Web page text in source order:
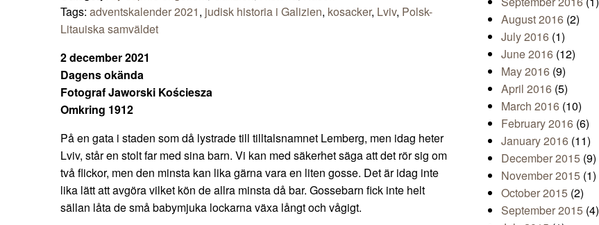
Tags: adventskalender 2021, judisk historia i Galizien, kosacker, Lviv, Polsk-
Litauiska samväldet
2 december 2021
Dagens okända
Fotograf Jaworski Kościesza
Omkring 1912
På en gata i staden som då lystrade till tilltalsnamnet Lemberg, men idag heter
Lviv, står en stolt far med sina barn. Vi kan med säkerhet säga att det rör sig om
två flickor, men den minsta kan lika gärna vara en liten gosse. Det är idag inte
lika lätt att avgöra vilket kön de allra minsta då bar. Gossebarn fick inte helt
sällan låta de små babymjuka lockarna växa långt och vågigt.
August 2016 (2)
July 2016 (1)
June 2016 (12)
May 2016 (9)
April 2016 (5)
March 2016 (10)
February 2016 (6)
January 2016 (11)
December 2015 (9)
November 2015 (1)
October 2015 (2)
September 2015 (4)